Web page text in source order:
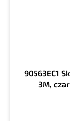
90563EC1
3M,